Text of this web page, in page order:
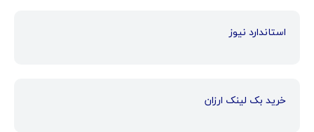
استاندارد نیوز
خرید بک لینک ارزان